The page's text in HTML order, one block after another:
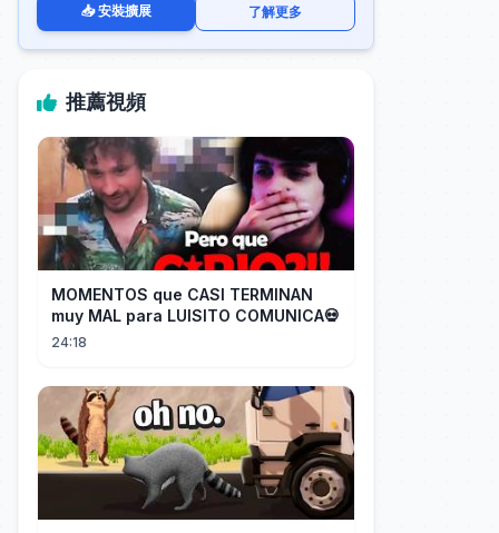
📥 安裝擴展 了解更多
推薦視頻
MOMENTOS que CASI TERMINAN
muy MAL para LUISITO COMUNICA💀
24:18